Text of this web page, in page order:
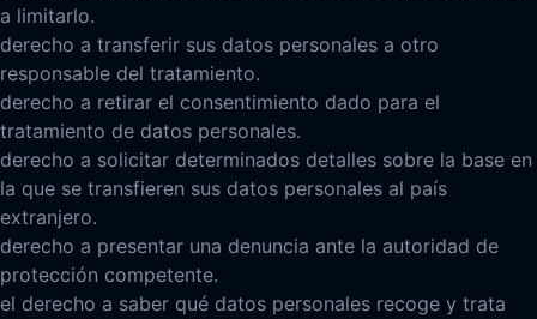
a limitarlo.
derecho a transferir sus datos personales a otro
responsable del tratamiento.
derecho a retirar el consentimiento dado para el
tratamiento de datos personales.
derecho a solicitar determinados detalles sobre la base en
la que se transfieren sus datos personales al país
extranjero.
derecho a presentar una denuncia ante la autoridad de
protección competente.
el derecho a saber qué datos personales recoge y trata